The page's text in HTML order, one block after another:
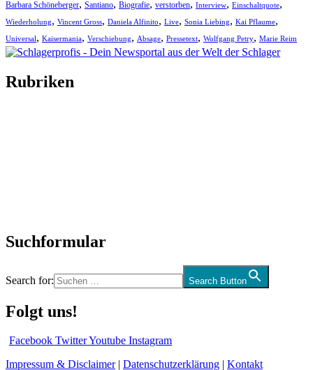
Barbara Schöneberger, Santiano, Biografie, verstorben, Interview, Einschaltquote,
Wiederholung, Vincent Gross, Daniela Alfinito, Live, Sonia Liebing, Kai Pflaume,
Universal, Kaisermania, Verschiebung, Absage, Pressetext, Wolfgang Petry, Marie Reim
Rubriken
Suchformular
Search for: Search Button
Folgt uns!
Facebook TwitterYoutube Instagram
Impressum & Disclaimer| Datenschutzerklärung | Kontakt